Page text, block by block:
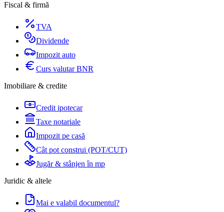
Fiscal & firmă
TVA
Dividende
Impozit auto
Curs valutar BNR
Imobiliare & credite
Credit ipotecar
Taxe notariale
Impozit pe casă
Cât pot construi (POT/CUT)
Jugăr & stânjen în mp
Juridic & altele
Mai e valabil documentul?